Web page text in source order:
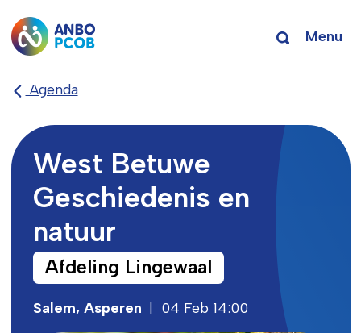
Menu
Agenda
West Betuwe
Geschiedenis en
natuur
Afdeling Lingewaal
Salem, Asperen | 04 Feb 14:00